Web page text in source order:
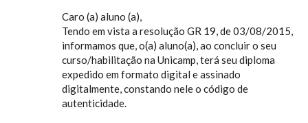
Caro (a) aluno (a),
Tendo em vista a resolução GR 19, de 03/08/2015,
informamos que, o(a) aluno(a), ao concluir o seu
curso/habilitação na Unicamp, terá seu diploma
expedido em formato digital e assinado
digitalmente, constando nele o código de
autenticidade.